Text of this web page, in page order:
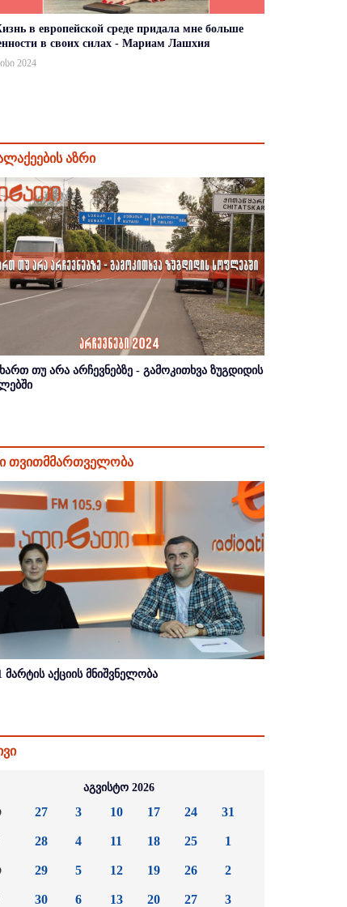
в европейской среде придала мне больше
в своих силах - Мариам Лашхия
2024
აზრი
თუ არა არჩევნებზე - გამოკითხვა ზუგდიდის
თვითმმართველობა
მარტის აქციის მნიშვნელობა
აგვისტო 2026
27
28
29
30
3
4
5
6
10
11
12
13
17
18
19
20
24
25
26
27
31
1
2
3